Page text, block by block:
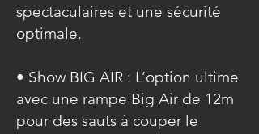
spectaculaires et une sécurité
optimale.
• Show BIG AIR : L’option ultime
avec une rampe Big Air de 12m
pour des sauts à couper le